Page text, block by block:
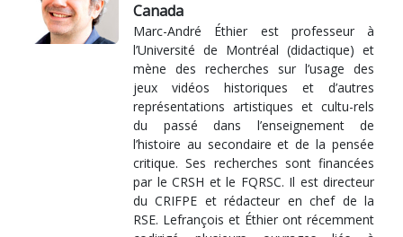
Canada
Marc-André Éthier est professeur à
l’Université de Montréal (didactique) et
mène des recherches sur l’usage des
jeux vidéos historiques et d’autres
représentations artistiques et cultu-rels
du passé dans l’enseignement de
l’histoire au secondaire et de la pensée
critique. Ses recherches sont financées
par le CRSH et le FQRSC. Il est directeur
du CRIFPE et rédacteur en chef de la
RSE. Lefrançois et Éthier ont récemment